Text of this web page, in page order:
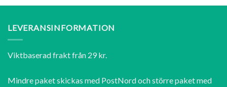
LEVERANSINFORMATION
Viktbaserad frakt från 29 kr.
Mindre paket skickas med PostNord och större paket med